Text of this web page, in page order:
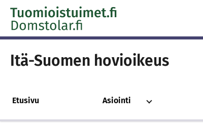
Skip to content -saavutettavuusohje
Itä-Suomen hovioikeus
Etusivu Asiointi